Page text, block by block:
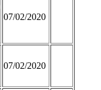
07/02/2020
07/02/2020